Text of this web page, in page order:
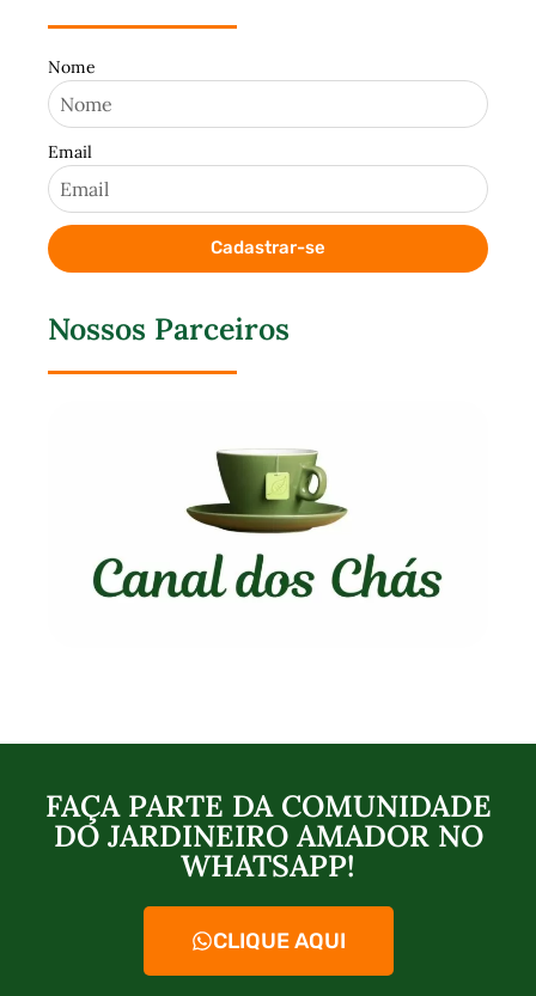
Nome
Email
Cadastrar-se
Nossos Parceiros
FAÇA PARTE DA COMUNIDADE
DO JARDINEIRO AMADOR NO
WHATSAPP!
CLIQUE AQUI